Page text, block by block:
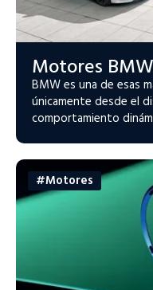
Motores BMW
BMW es una de esas
únicamente desde el
comportamiento
#Motores